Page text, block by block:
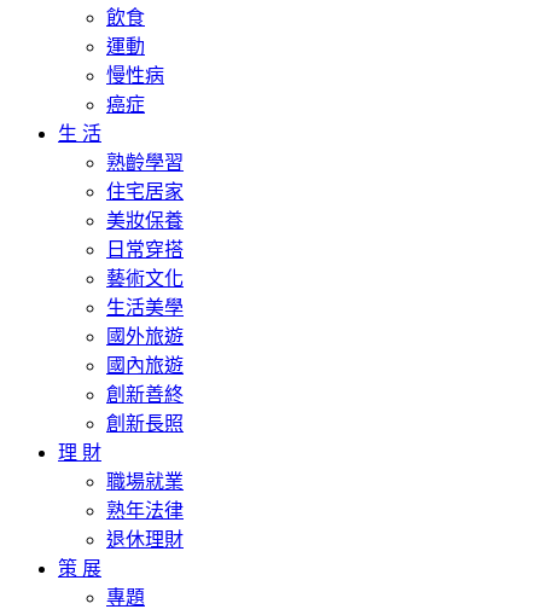
飲食
運動
慢性病
癌症
生 活
熟齡學習
住宅居家
美妝保養
日常穿搭
藝術文化
生活美學
國外旅遊
國內旅遊
創新善終
創新長照
理 財
職場就業
熟年法律
退休理財
策 展
專題